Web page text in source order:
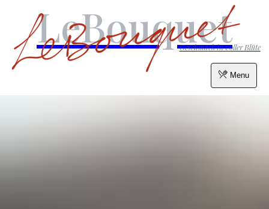
Menu
LeBouquet
Geschmack in voller Blüte